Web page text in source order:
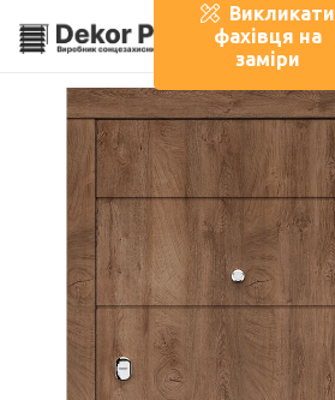
Викликати
фахівця на
заміри